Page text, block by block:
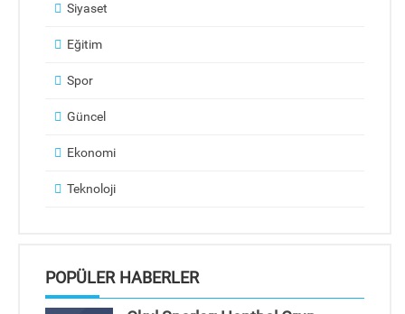
Siyaset
Eğitim
Spor
Güncel
Ekonomi
Teknoloji
POPÜLER HABERLER